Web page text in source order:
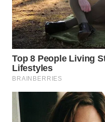
OTOMOTIF
WAHANA
HEALTH
WAHANA
DESA
WISATA
LAPAK